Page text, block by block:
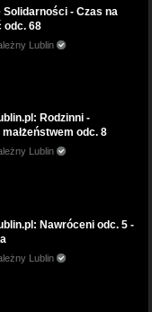
Solidarności - Czas na
odc. 68
Lublin
Rodzinni -
odc. 8
Lublin
Nawróceni odc. 5 -
Lublin